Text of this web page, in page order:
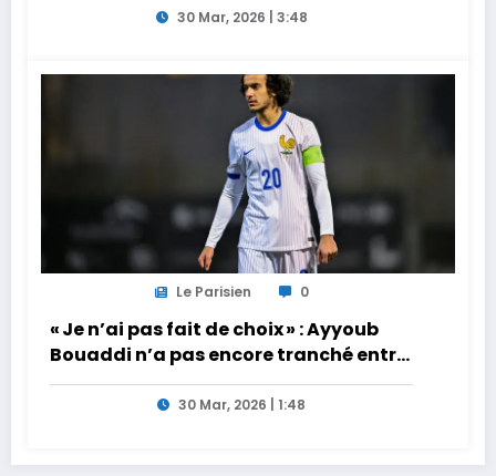
30 Mar, 2026 | 3:48
Le Parisien 0
« Je n’ai pas fait de choix » : Ayyoub
Bouaddi n’a pas encore tranché entre
la France et le Maroc
30 Mar, 2026 | 1:48